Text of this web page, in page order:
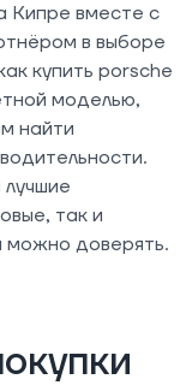
Кипре вместе с
в выборе
купить porsche
моделью,
найти
так и
доверять.